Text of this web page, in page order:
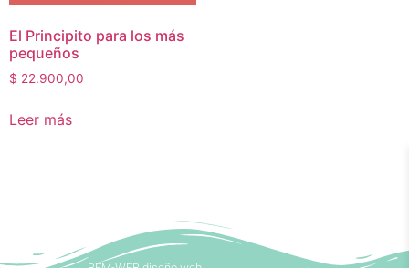
El Principito para los más
pequeños
$ 22.900,00
Leer más